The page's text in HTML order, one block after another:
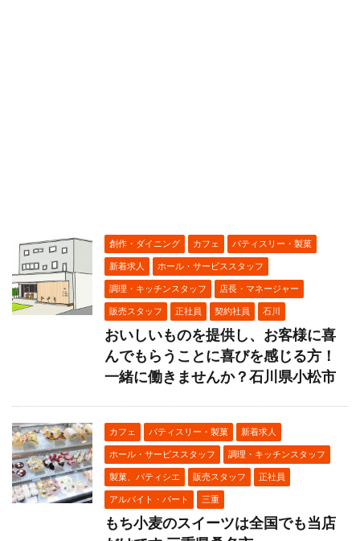
創作・ダイニング カフェ パティスリー・製菓
新着求人 ホール・サービススタッフ
調理・キッチンスタッフ 店長・マネージャー
販売スタッフ 正社員 契約社員 石川
おいしいものを提供し、お客様に喜
んでもらうことに喜びを感じる方！
一緒に働きませんか？石川県小松市
カフェ パティスリー・製菓 新着求人
ホール・サービススタッフ 調理・キッチンスタッフ
製菓、パティシエ 販売スタッフ 正社員
アルバイト・パート 三重
もち小麦のスイーツは全国でも当店